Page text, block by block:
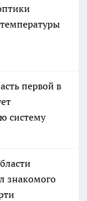
первой в
систему
знакомого